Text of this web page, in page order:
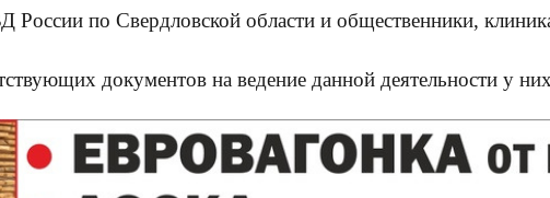
по Свердловской области и общественники, клиника
документов на ведение данной деятельности у